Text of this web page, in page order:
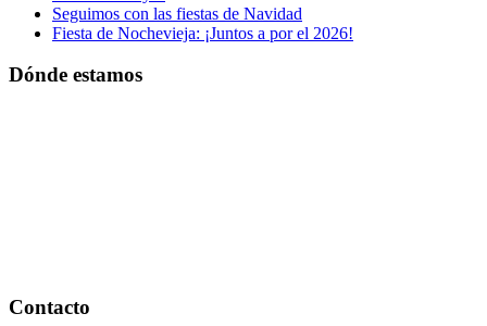
Seguimos con las fiestas de Navidad
Fiesta de Nochevieja: ¡Juntos a por el 2026!
Dónde estamos
Contacto